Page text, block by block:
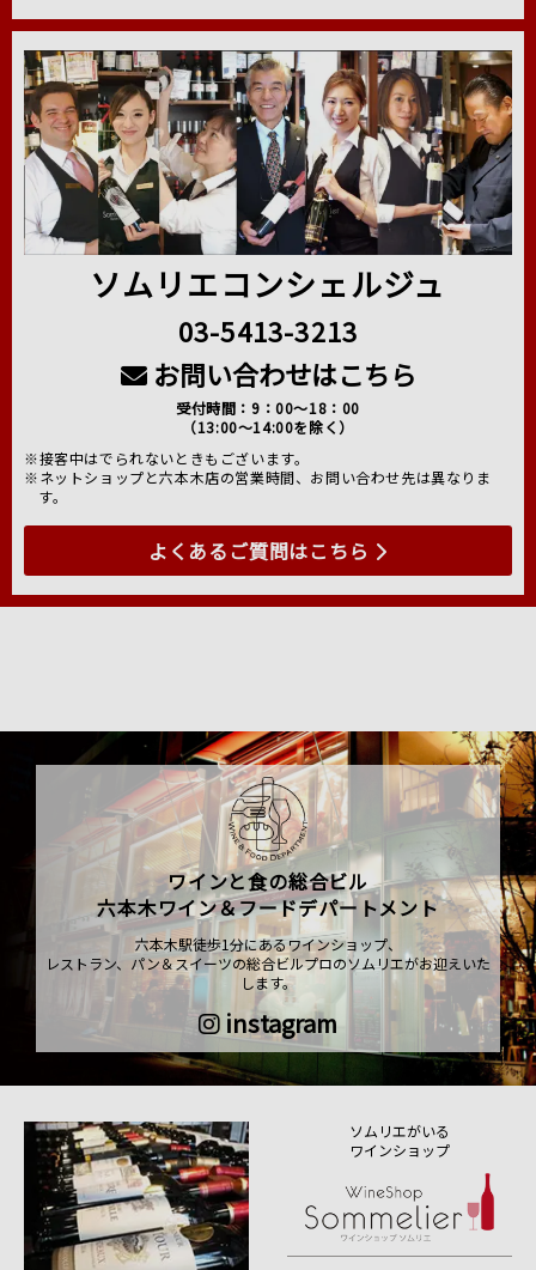
ソムリエコンシェルジュ
03-5413-3213
お問い合わせはこちら
受付時間：9：00～18：00
（13:00～14:00を除く）
※接客中はでられないときもございます。
※ネットショップと六本木店の営業時間、お問い合わせ先は異なりま
す。
よくあるご質問はこちら
ワインと食の総合ビル
六本木ワイン＆フードデパートメント
六本木駅徒歩1分にあるワインショップ、
レストラン、パン＆スイーツの総合ビルプロのソムリエがお迎えいた
します。
instagram
ソムリエがいる
ワインショップ